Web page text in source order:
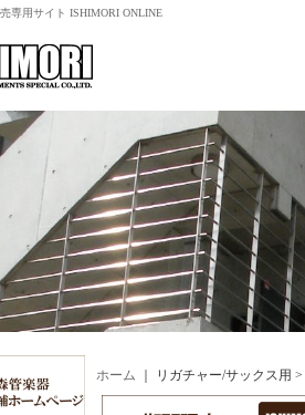
専用サイト ISHIMORI ONLINE
ホーム ｜ リガチャー/サックス用 >